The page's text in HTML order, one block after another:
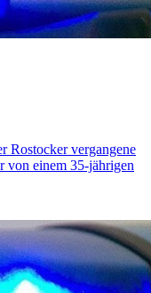
Rostocker vergangene
von einem 35-jährigen